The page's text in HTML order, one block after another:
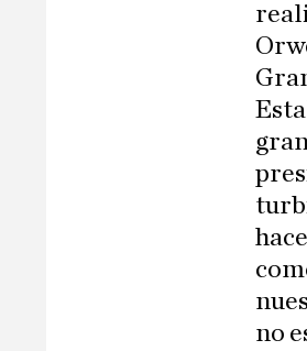
no